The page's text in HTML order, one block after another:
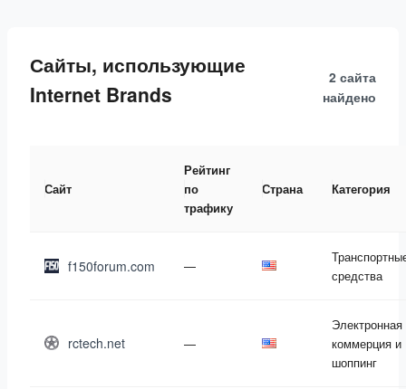
Сайты, использующие
Internet Brands
2 сайта
найдено
Сайт
Рейтинг
по
трафику
Страна Категория
f150forum.com —
средства
rctech.net —
Электронная
коммерция и
шоппинг